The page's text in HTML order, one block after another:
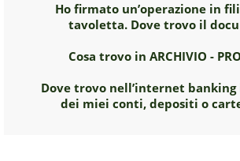
Ho firmato un’operazione in
tavoletta. Dove trovo il
Cosa trovo in ARCHIVIO -
Dove trovo nell’internet
dei miei conti, depositi o